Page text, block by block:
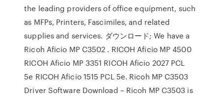
the leading providers of office equipment, such
as MFPs, Printers, Fascimiles, and related
supplies and services. ダウンロード; We have a
Ricoh Aficio MP C3502 . RICOH Aficio MP 4500
RICOH Aficio MP 3351 RICOH Aficio 2027 PCL
5e RICOH Aficio 1515 PCL 5e. Ricoh MP C3503
Driver Software Download – Ricoh MP C3503 is